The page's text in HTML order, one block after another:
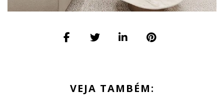
VEJA TAMBÉM: